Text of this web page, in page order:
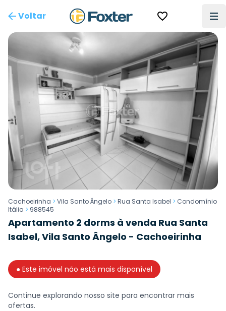
Voltar
Cachoeirinha > Vila Santo Ângelo > Rua Santa Isabel > Condomínio
Itália > 988545
Apartamento 2 dorms à venda Rua Santa
Isabel, Vila Santo Ângelo - Cachoeirinha
● Este imóvel não está mais disponível
Continue explorando nosso site para encontrar mais
ofertas.